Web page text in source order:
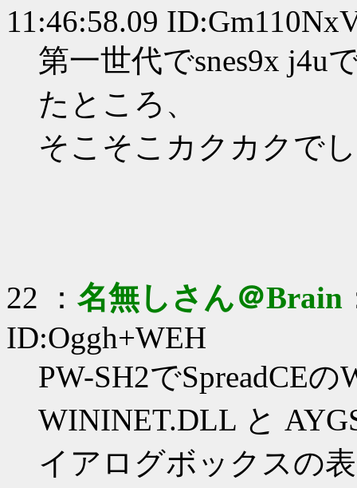
11:46:58.09
第一世代でsnes9x j4u
たところ、
そこそこカクカクで
22 ： 名無しさん＠Brain
ID:Oggh+WEH
PW-SH2でSpreadCE
WININET.DLL と
イアログボックスの